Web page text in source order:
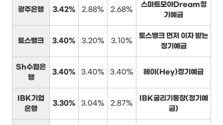
광주은행 3.42% 2.88% 2.68%
스마트모아Dream정
기예금
토스뱅크 3.40% 3.20% 3.10%
토스뱅크 먼저 이자 받는
정기예금
Sh수협은
행
3.40% 3.40% 3.40% 헤이(Hey)정기예금
IBK기업
은행
3.30% 3.04% 2.87%
IBK굴리기통장(정기예
금)